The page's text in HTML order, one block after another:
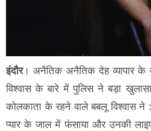
इंदौर। अनैतिक अनैतिक देह व्यापार के
विश्वास के बारे में पुलिस ने बड़ा
कोलकाता के रहने वाले बबलू विश्वास
प्यार के जाल में फंसाया और उनकी